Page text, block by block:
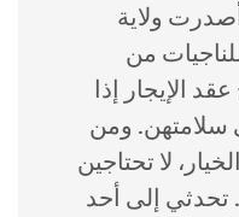
2017، أصدرت ولاية
من
إذا
ومن
لا تحتاجين
إلى أحد